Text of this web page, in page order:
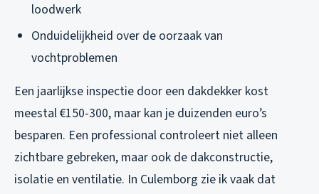
loodwerk
Onduidelijkheid over de oorzaak van
vochtproblemen
Een jaarlijkse inspectie door een dakdekker kost
meestal €150-300, maar kan je duizenden euro’s
besparen. Een professional controleert niet alleen
zichtbare gebreken, maar ook de dakconstructie,
isolatie en ventilatie. In Culemborg zie ik vaak dat